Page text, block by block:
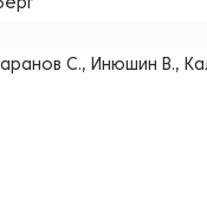
С., Инюшин В.,